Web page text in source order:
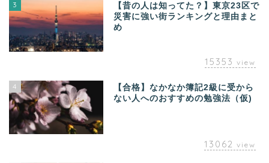
3
【昔の人は知ってた？】東京23区で
災害に強い街ランキングと理由まと
め
15353 view
4
【合格】なかなか簿記2級に受から
ない人へのおすすめの勉強法（仮)
13062 view